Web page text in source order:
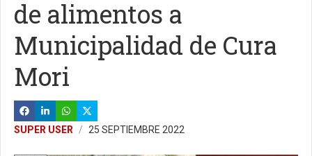
de alimentos a
Municipalidad de Cura
Mori
SUPER USER 25 SEPTIEMBRE 2022